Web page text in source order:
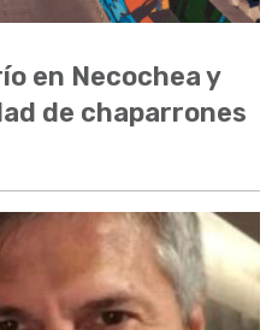
en Necochea y
de chaparrones